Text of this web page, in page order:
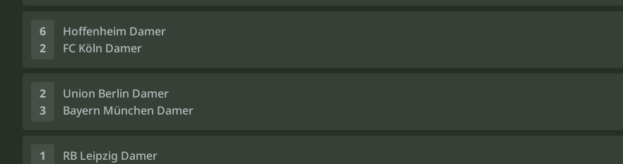
6
2
Hoffenheim Damer
FC Köln Damer
2
3
Union Berlin Damer
Bayern München Damer
1
RB Leipzig Damer